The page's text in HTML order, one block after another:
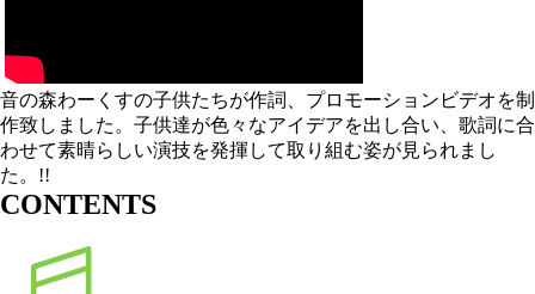
音の森わーくすの子供たちが作詞、プロモーションビデオを制
作致しました。子供達が色々なアイデアを出し合い、歌詞に合
わせて素晴らしい演技を発揮して取り組む姿が見られまし
た。!!
CONTENTS